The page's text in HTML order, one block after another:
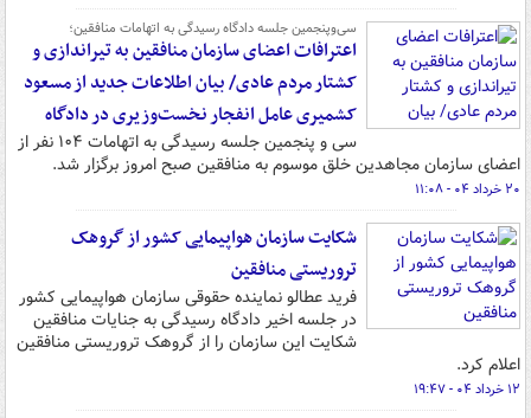
سی‌وپنجمین جلسه دادگاه رسیدگی به اتهامات منافقین؛
اعترافات اعضای سازمان منافقین به تیراندازی و
کشتار مردم عادی/ بیان اطلاعات جدید از مسعود
کشمیری عامل انفجار نخست‌وزیری در دادگاه
سی و پنجمین جلسه رسیدگی به اتهامات ۱۰۴ نفر از
اعضای سازمان مجاهدین خلق موسوم به منافقین صبح امروز برگزار شد.
۲۰ خرداد ۰۴ - ۱۱:۰۸
شکایت سازمان هواپیمایی کشور از گروهک
تروریستی منافقین
فرید عطالو نماینده حقوقی سازمان هواپیمایی کشور
در جلسه اخیر دادگاه رسیدگی به جنایات منافقین
شکایت این سازمان را از گروهک تروریستی منافقین
اعلام کرد.
۱۲ خرداد ۰۴ - ۱۹:۴۷